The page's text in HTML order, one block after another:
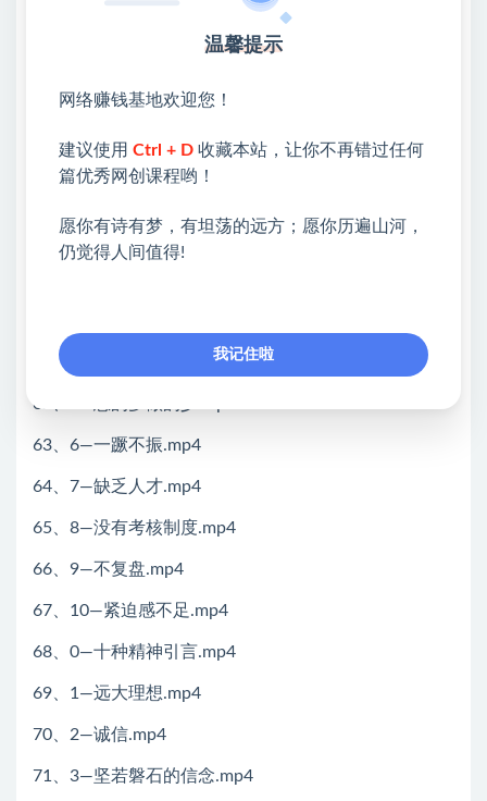
56、9—承受力.mp4
58、1—没有清晰的商业计划.mp4
61、4—市场营销不足.mp4
62、5—想的多做的少.mp4
63、6—一蹶不振.mp4
64、7—缺乏人才.mp4
65、8—没有考核制度.mp4
66、9—不复盘.mp4
67、10—紧迫感不足.mp4
68、0—十种精神引言.mp4
69、1—远大理想.mp4
70、2—诚信.mp4
71、3—坚若磐石的信念.mp4
温馨提示
网络赚钱基地欢迎您！
建议使用 Ctrl + D 收藏本站，让你不再错过任何
篇优秀网创课程哟！
愿你有诗有梦，有坦荡的远方；愿你历遍山河，
仍觉得人间值得!
我记住啦